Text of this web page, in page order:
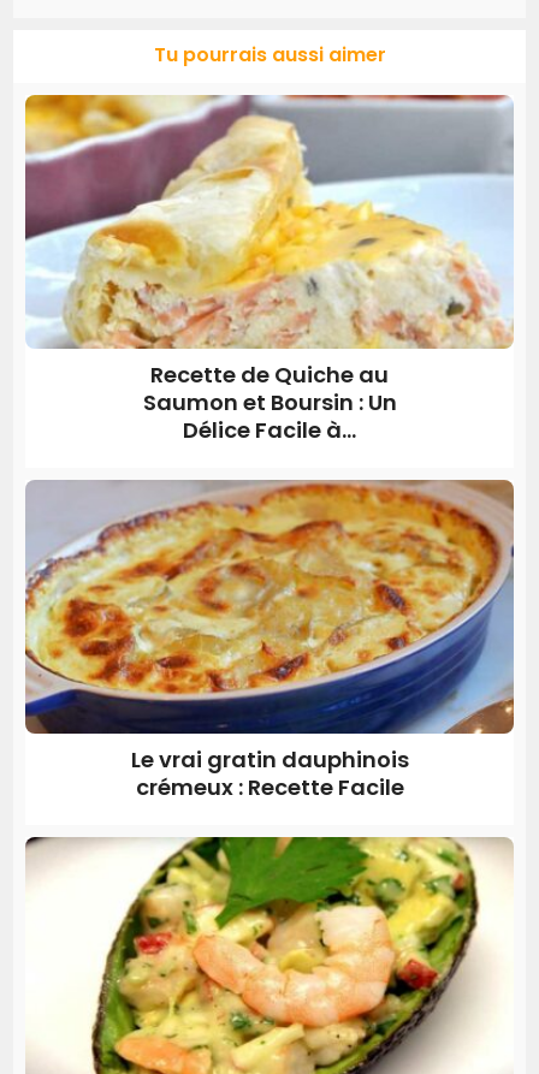
Tu pourrais aussi aimer
Recette de Quiche au
Saumon et Boursin : Un
Délice Facile à...
Le vrai gratin dauphinois
crémeux : Recette Facile